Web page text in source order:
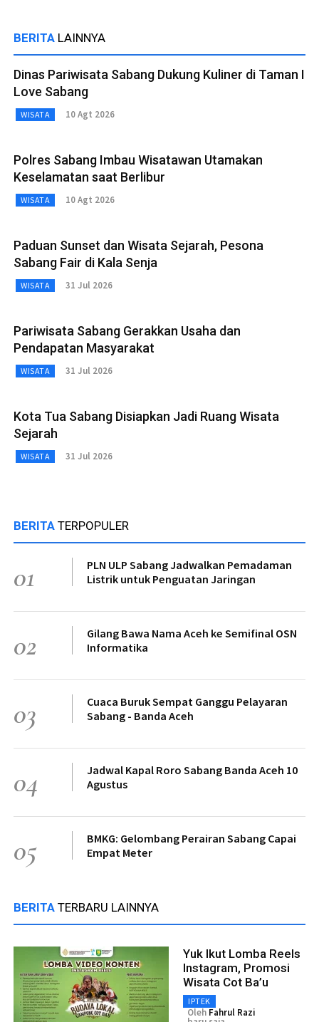
BERITA LAINNYA
Dinas Pariwisata Sabang Dukung Kuliner di Taman I
Love Sabang
WISATA 10 Agt 2026
Polres Sabang Imbau Wisatawan Utamakan
Keselamatan saat Berlibur
WISATA 10 Agt 2026
Paduan Sunset dan Wisata Sejarah, Pesona
Sabang Fair di Kala Senja
WISATA 31 Jul 2026
Pariwisata Sabang Gerakkan Usaha dan
Pendapatan Masyarakat
WISATA 31 Jul 2026
Kota Tua Sabang Disiapkan Jadi Ruang Wisata
Sejarah
WISATA 31 Jul 2026
BERITA TERPOPULER
01
PLN ULP Sabang Jadwalkan Pemadaman
Listrik untuk Penguatan Jaringan
02
Gilang Bawa Nama Aceh ke Semifinal OSN
Informatika
03
Cuaca Buruk Sempat Ganggu Pelayaran
Sabang - Banda Aceh
04
Jadwal Kapal Roro Sabang Banda Aceh 10
Agustus
05
BMKG: Gelombang Perairan Sabang Capai
Empat Meter
BERITA TERBARU LAINNYA
Yuk Ikut Lomba Reels
Instagram, Promosi
Wisata Cot Ba’u
IPTEK
Oleh Fahrul Razi